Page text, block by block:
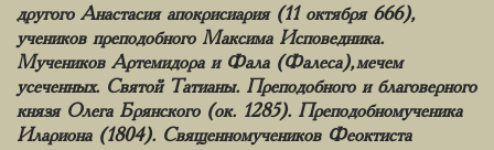
другого Анастасия апокрисиария (11 октября 666),
учеников преподобного Максима Исповедника.
Мучеников Артемидора и Фала (Фалеса), мечем
усеченных. Святой Татианы. Преподобного и благоверного
князя Олега Брянского (ок. 1285). Преподобномученика
Илариона (1804). Священномучеников Феоктиста